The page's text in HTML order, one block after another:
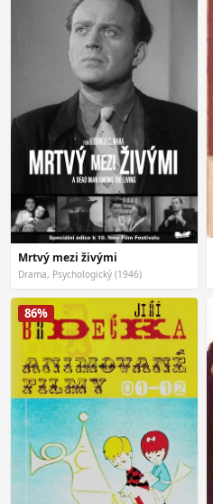
Mrtvý mezi živými
Drama, Psychologický (1946)
86%